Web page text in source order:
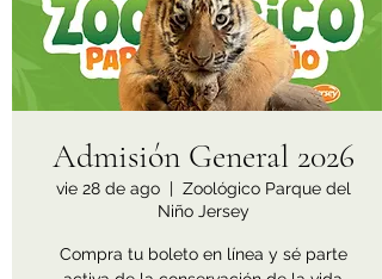
Admisión General 2026
vie 28 de ago
  |
Zoológico Parque del
Niño Jersey
Compra tu boleto en línea y sé parte